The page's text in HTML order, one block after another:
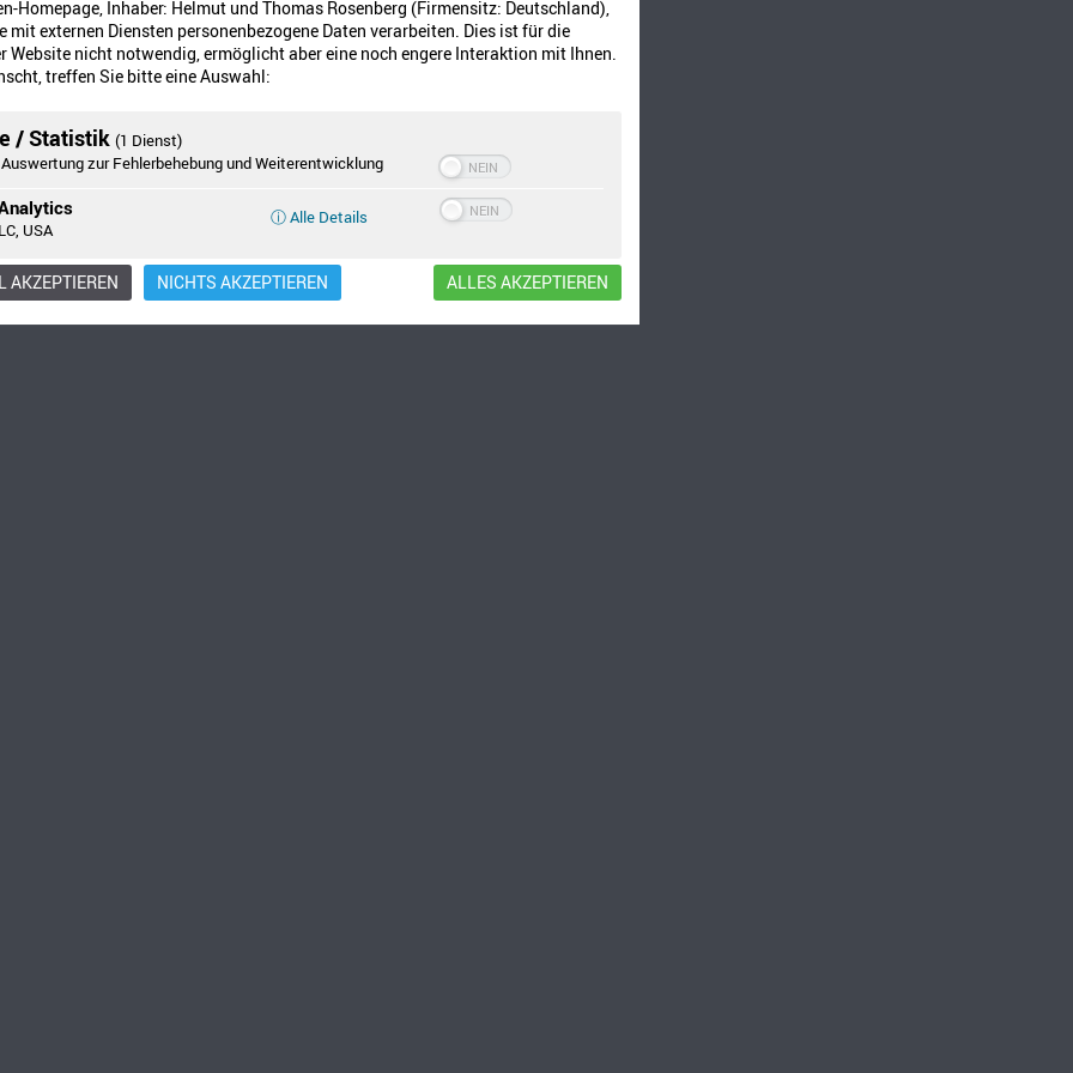
der Franz nun immer mehr,
freut sich sehr.
kleben und zu dem Lied mitspielen lassen.
Homepage, Inhaber: Helmut und Thomas Rosenberg (Firmensitz: Deutschland),
mit externen Diensten personenbezogene Daten verarbeiten. Dies ist für die
Website nicht notwendig, ermöglicht aber eine noch engere Interaktion mit Ihnen.
treffen Sie bitte eine Auswahl:
/ Statistik (1 Dienst)
zur Fehlerbehebung und Weiterentwicklung
USA
ⓘ Alle Details
AKZEPTIEREN NICHTS AKZEPTIEREN ALLES AKZEPTIEREN